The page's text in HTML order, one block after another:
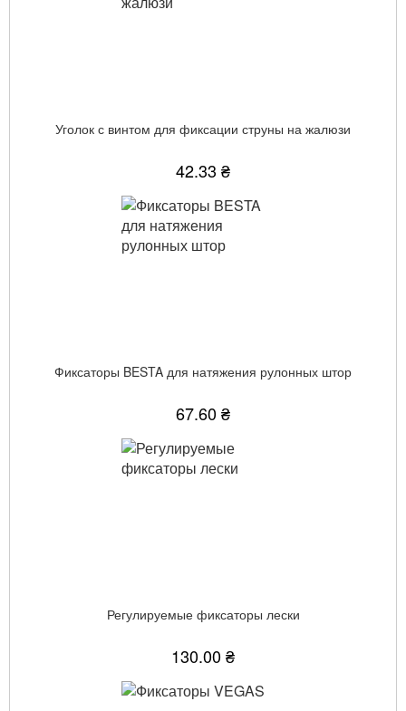
Уголок с винтом для фиксации струны на жалюзи
42.33 ₴
Фиксаторы BESTA для натяжения рулонных штор
67.60 ₴
Регулируемые фиксаторы лески
130.00 ₴